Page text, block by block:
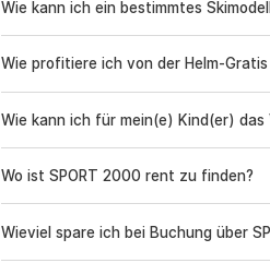
Wie kann ich ein bestimmtes
Wie profitiere ich von der Helm-
Wie kann ich für mein(e) Kind(er)
Wo ist SPORT 2000 rent zu finden?
Wieviel spare ich bei Buchung über